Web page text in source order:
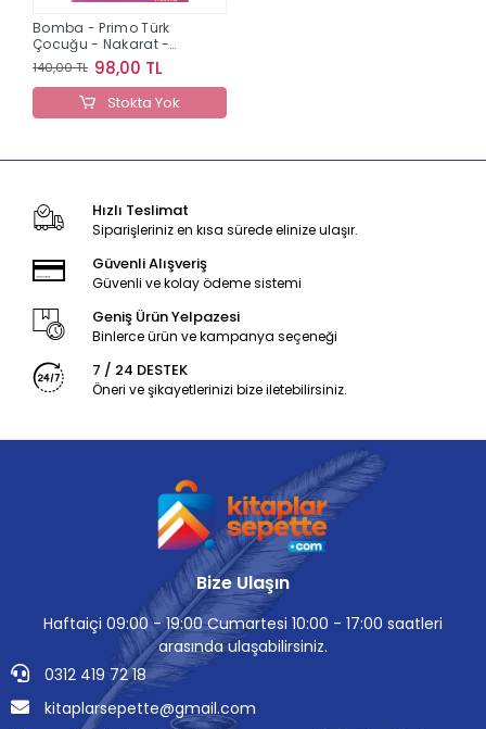
Bomba - Primo Türk
Çocuğu - Nakarat -
Hürriyet Bayrakları
140,00 TL 98,00 TL
Stokta Yok
Hızlı Teslimat
Siparişleriniz en kısa sürede elinize ulaşır.
Güvenli Alışveriş
Güvenli ve kolay ödeme sistemi
Geniş Ürün Yelpazesi
Binlerce ürün ve kampanya seçeneği
7 / 24 DESTEK
Öneri ve şikayetlerinizi bize iletebilirsiniz.
Bize Ulaşın
Haftaiçi 09:00 - 19:00 Cumartesi 10:00 - 17:00 saatleri
arasında ulaşabilirsiniz.
0312 419 72 18
kitaplarsepette@gmail.com